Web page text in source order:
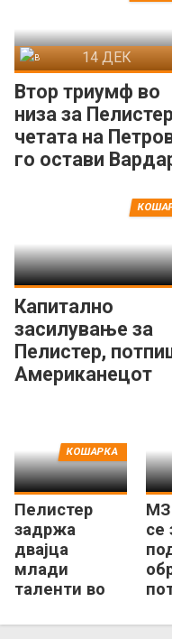
Втор триумф во
низа за
четата на
го остави
14 ДЕК
Капитално
засилување за
Пелистер,
Американецот
Пелистер
задржа
двајца
млади
таленти во
КОШАРКА
се